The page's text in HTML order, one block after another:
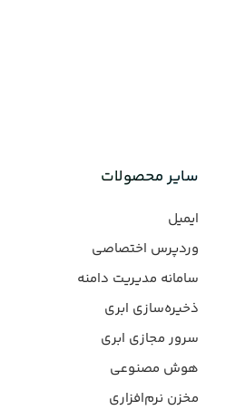
سایر محصولات
ایمیل
وردپرس‌ اختصاصی
سامانه مدیریت دامنه
ذخیره‌سازی ابری
سرور مجازی ابری
هوش مصنوعی
مخزن نرم‌افزاری